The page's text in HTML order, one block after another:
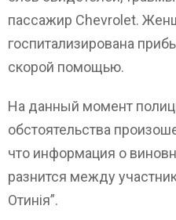
пассажир Chevrolet.
госпитализирована
скорой помощью.
На данный момент
обстоятельства
что информация о
разнится между
Отинія”.